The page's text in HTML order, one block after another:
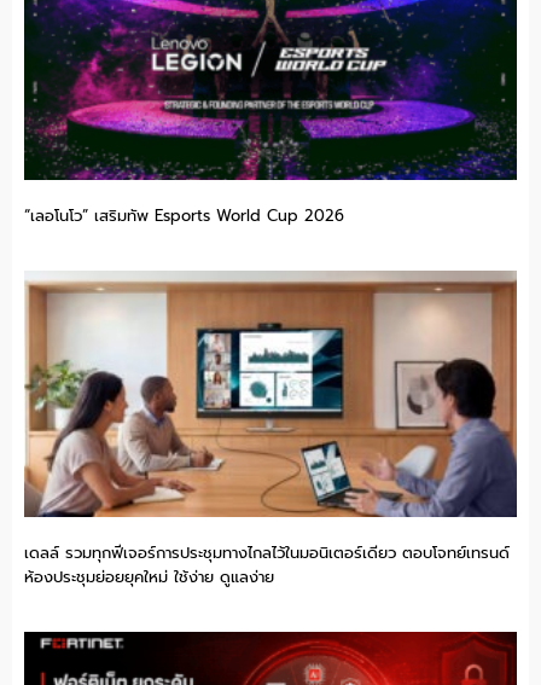
“เลอโนโว” เสริมทัพ Esports World Cup 2026
เดลล์ รวมทุกฟีเจอร์การประชุมทางไกลไว้ในมอนิเตอร์เดียว ตอบโจทย์เทรนด์
ห้องประชุมย่อยยุคใหม่ ใช้ง่าย ดูแลง่าย